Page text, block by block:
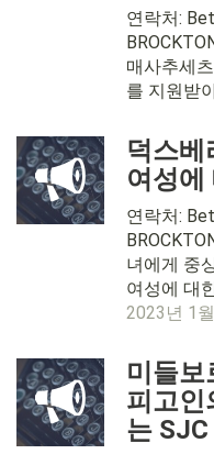
연락처:
매사추세
를 지원받
덕스베
여성에
연락처:
녀에게 중
여성에 대
2023년 1
미들보
피고인
는 SJC